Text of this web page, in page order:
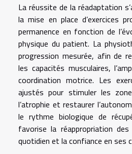
La réussite de la réadaptation
la mise en place d’exercices
permanence en fonction de
physique du patient. La
progression mesurée, afin de
les capacités musculaires,
coordination motrice. Les
ajustés pour stimuler les
l’atrophie et restaurer
le rythme biologique de
favorise la réappropriation
quotidien et la confiance en ses